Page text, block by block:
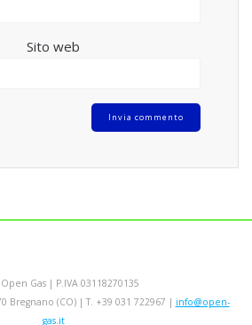
Sito web
Gas | P.IVA 03118270135
Bregnano (CO) | T. +39 031 722967 | info@open-
gas.it